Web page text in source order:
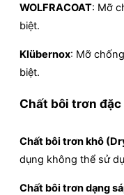
WOLFRACOAT: Mỡ
biệt.
Klübernox: Mỡ
biệt.
Chất bôi trơn
Chất bôi trơn khô
dụng không thể sử
Chất bôi trơn dạng